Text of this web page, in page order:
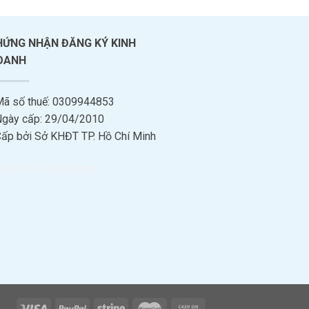
NHẬN ĐĂNG KÝ KINH
số thuế: 0309944853
cấp: 29/04/2010
bởi Sở KHĐT TP. Hồ Chí Minh